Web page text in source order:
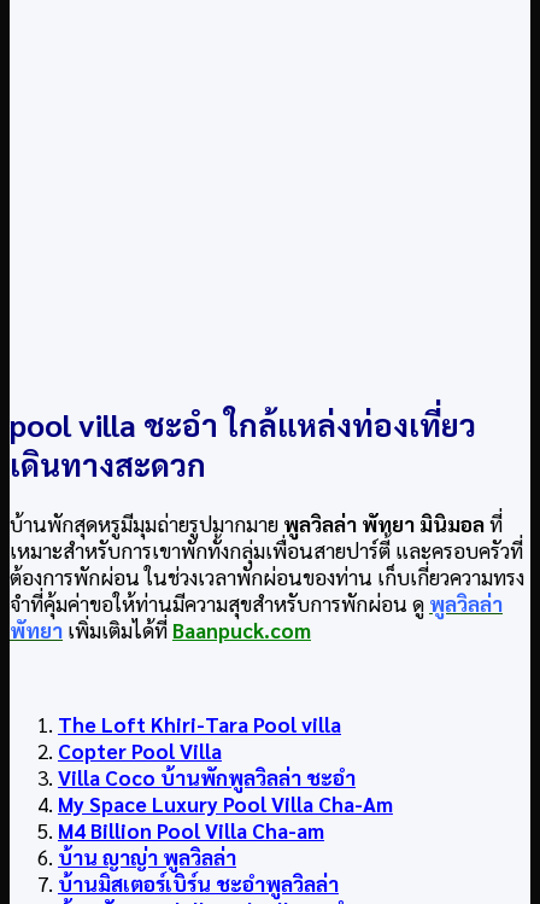
pool villa ชะอำ ใกล้แหล่งท่องเที่ยว
เดินทางสะดวก
บ้านพักสุดหรูมีมุมถ่ายรูปมากมาย พูลวิลล่า พัทยา มินิมอลที่
เหมาะสำหรับการเขาพักทั้งกลุ่มเพื่อนสายปาร์ตี้ และครอบครัวที่
ต้องการพักผ่อน ในช่วงเวลาพักผ่อนของท่าน เก็บเกี่ยวความทรง
จำที่คุ้มค่าขอให้ท่านมีความสุขสำหรับการพักผ่อน ดู พูลวิลล่า
พัทยา เพิ่มเติมได้ที่ Baanpuck.com
The Loft Khiri-Tara Pool villa
Copter Pool Villa
Villa Coco บ้านพักพูลวิลล่า ชะอำ
My Space Luxury Pool Villa Cha-Am
M4 Billion Pool Villa Cha-am
บ้าน ญาญ่า พูลวิลล่า
บ้านมิสเตอร์เบิร์น ชะอำพูลวิลล่า